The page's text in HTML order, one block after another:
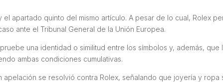
el apartado quinto del mismo artículo. A pesar de lo cual, Rolex
ante el Tribunal General de la Unión Europea.
una identidad o similitud entre los símbolos y, además, que
ambas condiciones cumulativas.
se resolvió contra Rolex, señalando que joyería y ropa